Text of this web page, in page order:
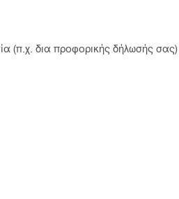
(π.χ. δια προφορικής δήλωσής